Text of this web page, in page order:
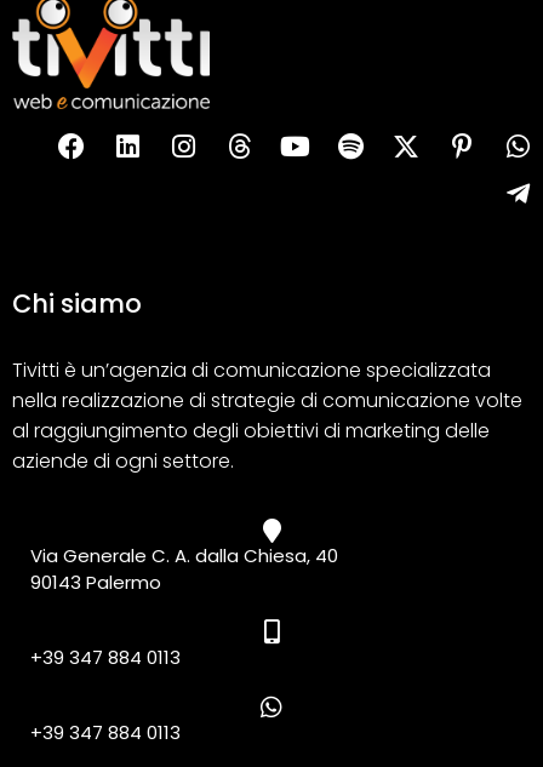
Chi siamo
Tivitti è un’agenzia di comunicazione specializzata
nella realizzazione di strategie di comunicazione volte
al raggiungimento degli obiettivi di marketing delle
aziende di ogni settore.
Via Generale C. A. dalla Chiesa, 40
90143 Palermo
+39 347 884 0113
+39 347 884 0113